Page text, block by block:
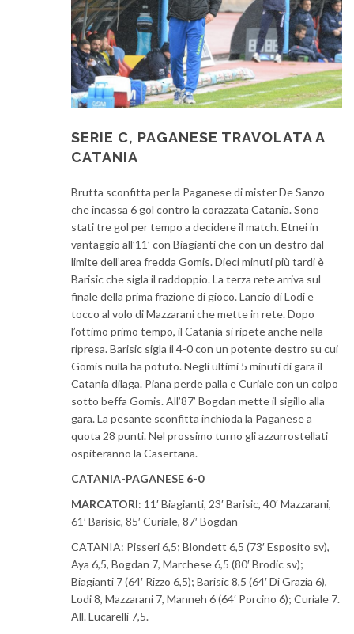
SERIE C, PAGANESE TRAVOLATA A
CATANIA
Brutta sconfitta per la Paganese di mister De Sanzo
che incassa 6 gol contro la corazzata Catania. Sono
stati tre gol per tempo a decidere il match. Etnei in
vantaggio all’11’ con Biagianti che con un destro dal
limite dell’area fredda Gomis. Dieci minuti più tardi è
Barisic che sigla il raddoppio. La terza rete arriva sul
finale della prima frazione di gioco. Lancio di Lodi e
tocco al volo di Mazzarani che mette in rete. Dopo
l’ottimo primo tempo, il Catania si ripete anche nella
ripresa. Barisic sigla il 4-0 con un potente destro su cui
Gomis nulla ha potuto. Negli ultimi 5 minuti di gara il
Catania dilaga. Piana perde palla e Curiale con un colpo
sotto beffa Gomis. All’87’ Bogdan mette il sigillo alla
gara. La pesante sconfitta inchioda la Paganese a
quota 28 punti. Nel prossimo turno gli azzurrostellati
ospiteranno la Casertana.
CATANIA-PAGANESE 6-0
MARCATORI: 11′ Biagianti, 23′ Barisic, 40′ Mazzarani,
61′ Barisic, 85′ Curiale, 87′ Bogdan
CATANIA: Pisseri 6,5; Blondett 6,5 (73′ Esposito sv),
Aya 6,5, Bogdan 7, Marchese 6,5 (80′ Brodic sv);
Biagianti 7 (64′ Rizzo 6,5); Barisic 8,5 (64′ Di Grazia 6),
Lodi 8, Mazzarani 7, Manneh 6 (64′ Porcino 6); Curiale 7.
All. Lucarelli 7,5.